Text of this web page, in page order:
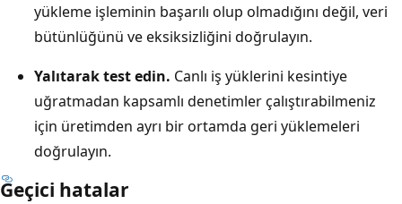
yükleme işleminin başarılı olup olmadığını değil, veri
bütünlüğünü ve eksiksizliğini doğrulayın.
Yalıtarak test edin. Canlı iş yüklerini kesintiye
uğratmadan kapsamlı denetimler çalıştırabilmeniz
için üretimden ayrı bir ortamda geri yüklemeleri
doğrulayın.
Geçici hatalar